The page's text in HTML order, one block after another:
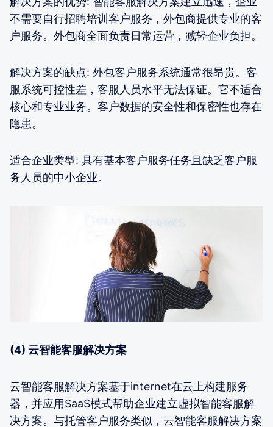
不需要自行招聘培训客户服务，外包商提供专业的客
户服务。外包商全面负责日常运营，减轻企业负担。
解决方案的缺点: 外包客户服务系统通常很昂贵。客
服系统可控性差，客服人员水平无法保证。它不适合
核心和专业业务。客户数据的安全性和保密性也存在
隐患。
适合企业类型: 具有基本客户服务任务且缺乏客户服
务人员的中小企业。
(4) 云智能客服解决方案
云智能客服解决方案基于internet在云上构建服务
器，并应用SaaS模式帮助企业建立虚拟智能客服解
决方案。与托管客户服务类似，云智能客服解决方案